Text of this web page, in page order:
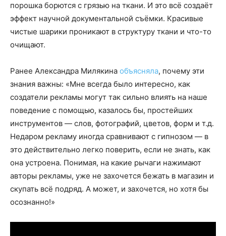
порошка борются с грязью на ткани. И это всё создаёт
эффект научной документальной съёмки. Красивые
чистые шарики проникают в структуру ткани и что-то
очищают.
Ранее Александра Милякина объясняла, почему эти
знания важны: «Мне всегда было интересно, как
создатели рекламы могут так сильно влиять на наше
поведение с помощью, казалось бы, простейших
инструментов — слов, фотографий, цветов, форм и т.д.
Недаром рекламу иногда сравнивают с гипнозом — в
это действительно легко поверить, если не знать, как
она устроена. Понимая, на какие рычаги нажимают
авторы рекламы, уже не захочется бежать в магазин и
скупать всё подряд. А может, и захочется, но хотя бы
осознанно!»